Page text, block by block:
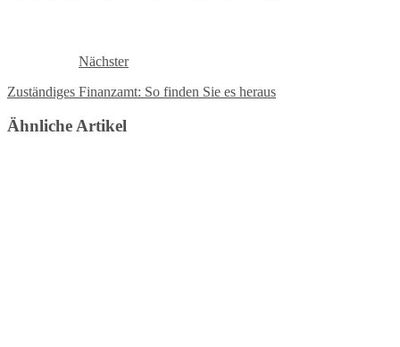
Nächster
Zuständiges Finanzamt: So finden Sie es heraus
Ähnliche Artikel